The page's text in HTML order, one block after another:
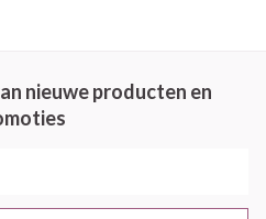
nieuwe producten en